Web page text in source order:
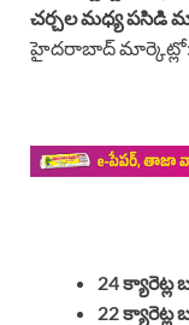
చర్చల మధ్య పసిడి
హైదరాబాద్ మార్కెట్లో:
24 క్యారెట్ల
22 క్యారెట్ల